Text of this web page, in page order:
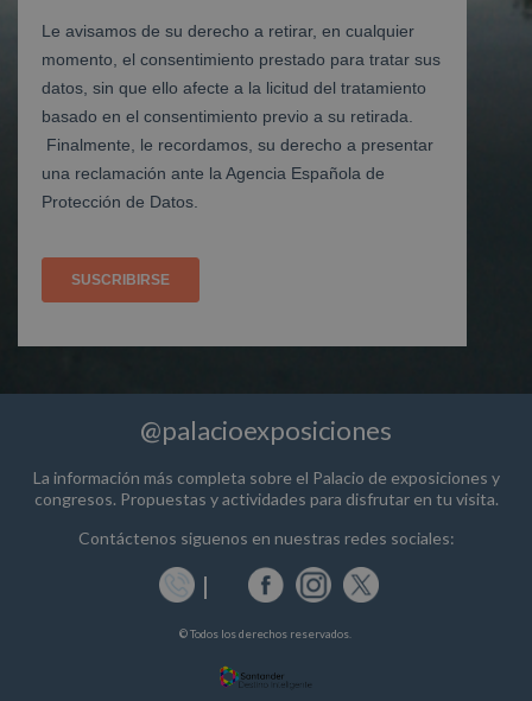
@palacioexposiciones
La información más completa sobre el Palacio de exposiciones y
congresos. Propuestas y actividades para disfrutar en tu visita.
Contáctenos siguenos en nuestras redes sociales:
© Todos los derechos reservados.